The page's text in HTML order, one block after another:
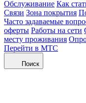
Обслуживание Как
Связи Зона покрытия
Часто задаваемые
оферты Работы на сети
месту проживания
Перейти в МТС
Поиск